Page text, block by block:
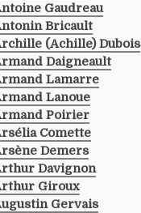
Gaudreau
Bricault
(achille) Dubois
Daigneault
Lamarre
Lanoue
Poirier
Comette
Demers
Davignon
Giroux
Gervais